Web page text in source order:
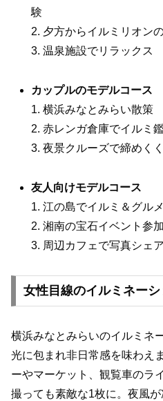
験
2. 夕方からイルミリオン
3. 温泉施設でリラックス
カップルのモデルコース
1. 横浜みなとみらい散策
2. 赤レンガ倉庫でイルミ
3. 夜景クルーズで締めく
友人向けモデルコース
1. 江の島でイルミ＆グルメ
2. 湘南の宝石イベント参加
3. 周辺カフェで写真シェア
女性目線のイルミネー
横浜みなとみらいのイルミネ
光に包まれ非日常感を味わえ
ーやマーケット、観覧車のラ
撮っても素敵な1枚に。夜風